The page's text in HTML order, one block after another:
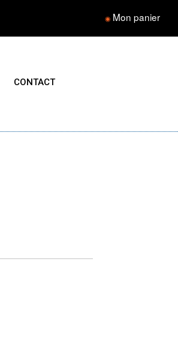
◉ Mon panier
CONTACT